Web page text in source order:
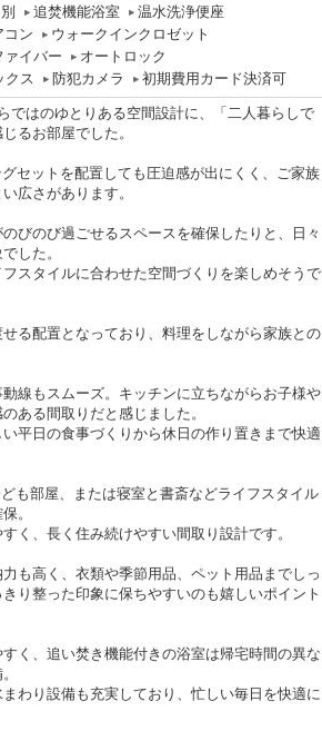
追焚機能浴室
温水洗浄便座
コン
ウォークインクロゼット
ァイバー
オートロック
クス 防犯カメラ 初期費用カード決済可
ではのゆとりある空間設計に、「二人暮らしで
るお部屋でした。
セットを配置しても圧迫感が出にくく、ご家族
広さがあります。
びのび過ごせるスペースを確保したりと、日々
した。
スタイルに合わせた空間づくりを楽しめそうで
る配置となっており、料理をしながら家族との
線もスムーズ。キッチンに立ちながらお子様や
ある間取りだと感じました。
平日の食事づくりから休日の作り置きまで快適
も部屋、または寝室と書斎などライフスタイル
。
く、長く住み続けやすい間取り設計です。
も高く、衣類や季節用品、ペット用品までしっ
り整った印象に保ちやすいのも嬉しいポイント
く、追い焚き機能付きの浴室は帰宅時間の異な
わり設備も充実しており、忙しい毎日を快適に